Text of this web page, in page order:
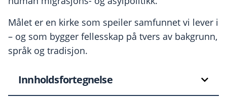
Målet er en kirke som speiler samfunnet vi lever i
– og som bygger fellesskap på tvers av bakgrunn,
språk og tradisjon.
Innholdsfortegnelse